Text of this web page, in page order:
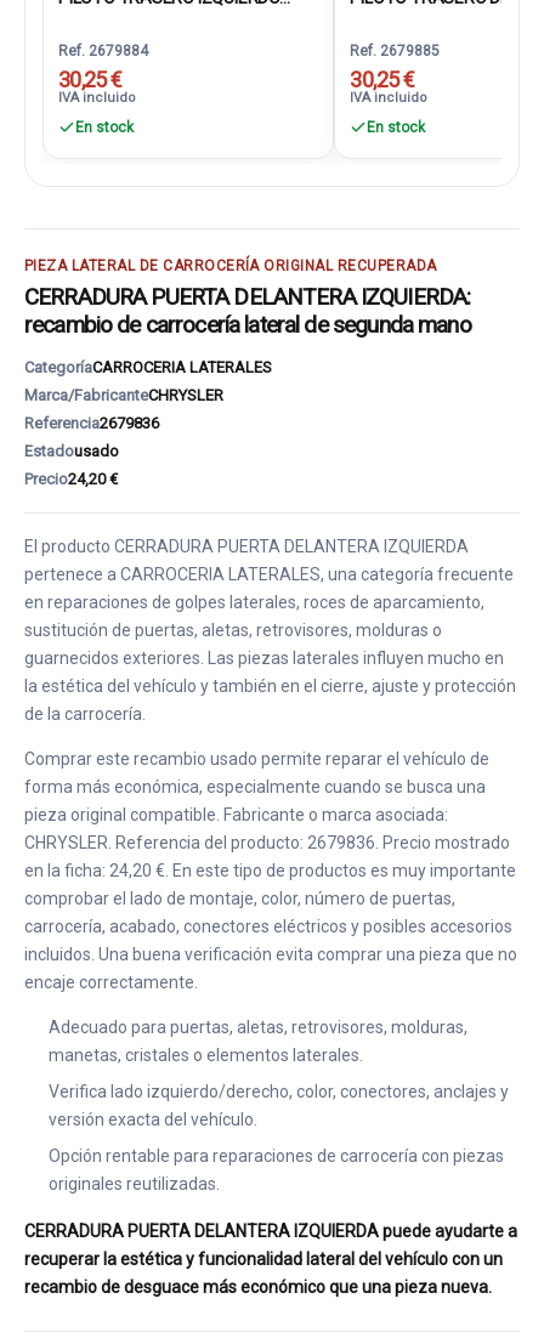
Ref. 2679884
30,25 €
IVA incluido
En stock
Ref. 2679885
30,25 €
IVA incluido
En stock
PIEZA LATERAL DE CARROCERÍA ORIGINAL RECUPERADA
CERRADURA PUERTA DELANTERA IZQUIERDA:
recambio de carrocería lateral de segunda mano
CategoríaCARROCERIA LATERALES
Marca/FabricanteCHRYSLER
Referencia2679836
Estadousado
Precio24,20 €
El producto CERRADURA PUERTA DELANTERA IZQUIERDA
pertenece a CARROCERIA LATERALES, una categoría frecuente
en reparaciones de golpes laterales, roces de aparcamiento,
sustitución de puertas, aletas, retrovisores, molduras o
guarnecidos exteriores. Las piezas laterales influyen mucho en
la estética del vehículo y también en el cierre, ajuste y protección
de la carrocería.
Comprar este recambio usado permite reparar el vehículo de
forma más económica, especialmente cuando se busca una
pieza original compatible. Fabricante o marca asociada:
CHRYSLER. Referencia del producto: 2679836. Precio mostrado
en la ficha: 24,20 €. En este tipo de productos es muy importante
comprobar el lado de montaje, color, número de puertas,
carrocería, acabado, conectores eléctricos y posibles accesorios
incluidos. Una buena verificación evita comprar una pieza que no
encaje correctamente.
Adecuado para puertas, aletas, retrovisores, molduras,
manetas, cristales o elementos laterales.
Verifica lado izquierdo/derecho, color, conectores, anclajes y
versión exacta del vehículo.
Opción rentable para reparaciones de carrocería con piezas
originales reutilizadas.
CERRADURA PUERTA DELANTERA IZQUIERDA puede ayudarte a
recuperar la estética y funcionalidad lateral del vehículo con un
recambio de desguace más económico que una pieza nueva.